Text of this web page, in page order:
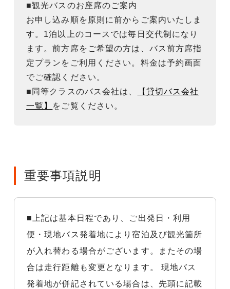
■観光バスのお座席のご案内
お申し込み順を原則に前からご案内いたしま
す。1泊以上のコースでは毎日交代制になり
ます。前方席をご希望の方は、バス前方席指
定プランをご利用ください。料金は予約画面
でご確認ください。
■同等クラスのバス会社は、
【貸切バス会社
一覧】 をご覧ください。
重要事項説明
■上記は基本日程であり、ご出発日・利用
便・現地バス発着地により宿泊及び観光箇所
が入れ替わる場合がございます。またその場
合は走行距離も変更となります。 現地バス
発着地が併記されている場合は、先頭に記載